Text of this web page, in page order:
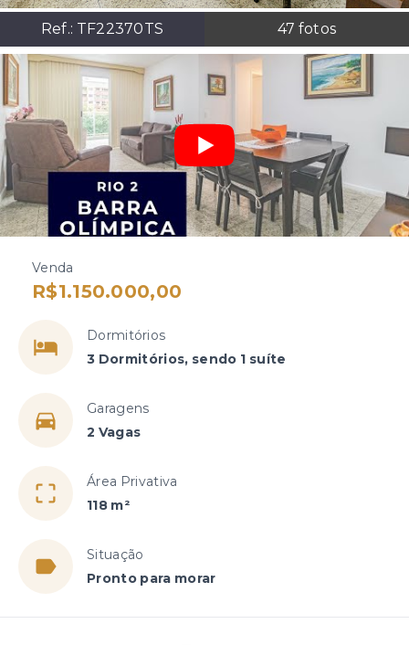
Ref.: TF22370TS 47 fotos
Venda
R$1.150.000,00
Dormitórios
3 Dormitórios, sendo 1 suíte
Garagens
2 Vagas
Área Privativa
118 m²
Situação
Pronto para morar